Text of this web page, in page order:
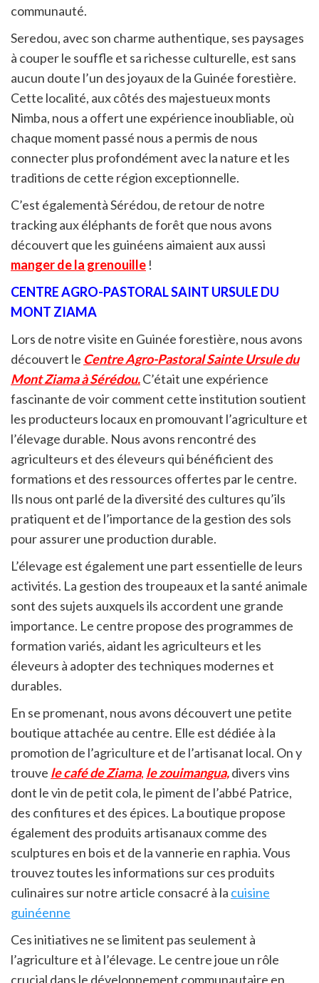
communauté.
Seredou, avec son charme authentique, ses paysages
à couper le souffle et sa richesse culturelle, est sans
aucun doute l’un des joyaux de la Guinée forestière.
Cette localité, aux côtés des majestueux monts
Nimba, nous a offert une expérience inoubliable, où
chaque moment passé nous a permis de nous
connecter plus profondément avec la nature et les
traditions de cette région exceptionnelle.
C’est égalementà Sérédou, de retour de notre
tracking aux éléphants de forêt que nous avons
découvert que les guinéens aimaient aux aussi
manger de la grenouille !
CENTRE AGRO-PASTORAL SAINT URSULE DU
MONT ZIAMA
Lors de notre visite en Guinée forestière, nous avons
découvert le Centre Agro-Pastoral Sainte Ursule du
Mont Ziama à Sérédou.C’était une expérience
fascinante de voir comment cette institution soutient
les producteurs locaux en promouvant l’agriculture et
l’élevage durable. Nous avons rencontré des
agriculteurs et des éleveurs qui bénéficient des
formations et des ressources offertes par le centre.
Ils nous ont parlé de la diversité des cultures qu’ils
pratiquent et de l’importance de la gestion des sols
pour assurer une production durable.
L’élevage est également une part essentielle de leurs
activités. La gestion des troupeaux et la santé animale
sont des sujets auxquels ils accordent une grande
importance. Le centre propose des programmes de
formation variés, aidant les agriculteurs et les
éleveurs à adopter des techniques modernes et
durables.
En se promenant, nous avons découvert une petite
boutique attachée au centre. Elle est dédiée à la
promotion de l’agriculture et de l’artisanat local. On y
trouve le café de Ziama, le zouimangua,divers vins
dont le vin de petit cola, le piment de l’abbé Patrice,
des confitures et des épices. La boutique propose
également des produits artisanaux comme des
sculptures en bois et de la vannerie en raphia. Vous
trouvez toutes les informations sur ces produits
culinaires sur notre article consacré à la cuisine
guinéenne
Ces initiatives ne se limitent pas seulement à
l’agriculture et à l’élevage. Le centre joue un rôle
crucial dans le développement communautaire en